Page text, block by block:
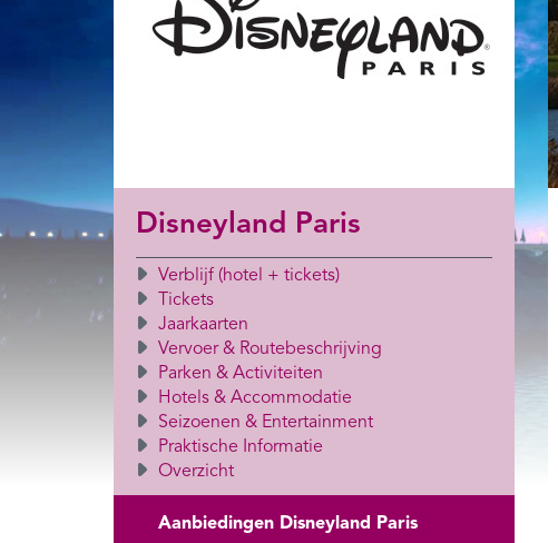
Disneyland Paris
Verblijf (hotel + tickets)
Tickets
Jaarkaarten
Vervoer & Routebeschrijving
Parken & Activiteiten
Hotels & Accommodatie
Seizoenen & Entertainment
Praktische Informatie
Overzicht
Aanbiedingen Disneyland Paris